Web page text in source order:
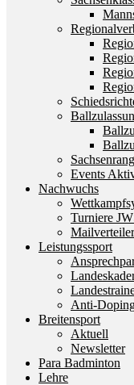
Events
Nachwuchs
Turniere
Leistungssport
Anti-
Breitensport
Aktuell
Newsletter
Para Badminton
Lehre